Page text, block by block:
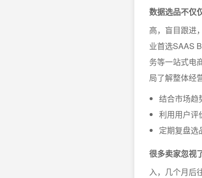
数据选品不仅
高，盲目跟进
业首选SAAS
务等一站式电
局了解整体经
结合市场趋
利用用户评
定期复盘选
很多卖家忽视
入，几个月后